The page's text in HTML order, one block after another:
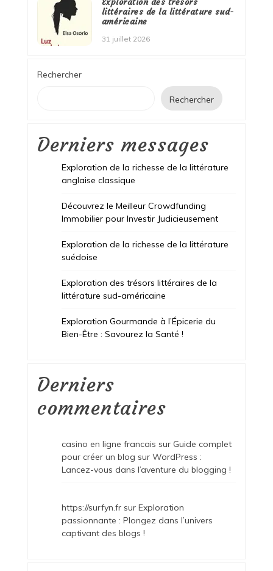
littéraires de la littérature sud-
américaine
31 juillet 2026
Rechercher
Rechercher
Derniers messages
Exploration de la richesse de la littérature
anglaise classique
Découvrez le Meilleur Crowdfunding
Immobilier pour Investir Judicieusement
Exploration de la richesse de la littérature
suédoise
Exploration des trésors littéraires de la
littérature sud-américaine
Exploration Gourmande à l’Épicerie du
Bien-Être : Savourez la Santé !
Derniers
commentaires
casino en ligne francais sur Guide complet
pour créer un blog sur WordPress :
Lancez-vous dans l’aventure du blogging !
https://surfyn.frsur Exploration
passionnante : Plongez dans l’univers
captivant des blogs !